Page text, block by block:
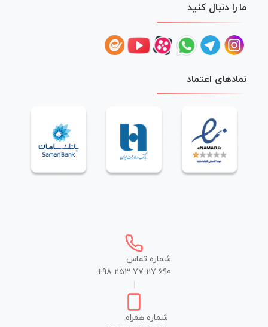
ما را دنبال کنید
نمادهای اعتماد
شماره تماس
+98 253 77 27 690
شماره همراه